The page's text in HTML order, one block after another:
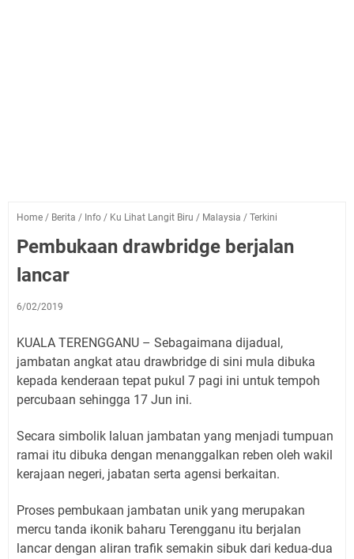
Home / Berita / Info / Ku Lihat Langit Biru / Malaysia / Terkini
Pembukaan drawbridge berjalan
lancar
6/02/2019
KUALA TERENGGANU – Sebagaimana dijadual,
jambatan angkat atau drawbridge di sini mula dibuka
kepada kenderaan tepat pukul 7 pagi ini untuk tempoh
percubaan sehingga 17 Jun ini.
Secara simbolik laluan jambatan yang menjadi tumpuan
ramai itu dibuka dengan menanggalkan reben oleh wakil
kerajaan negeri, jabatan serta agensi berkaitan.
Proses pembukaan jambatan unik yang merupakan
mercu tanda ikonik baharu Terengganu itu berjalan
lancar dengan aliran trafik semakin sibuk dari kedua-dua